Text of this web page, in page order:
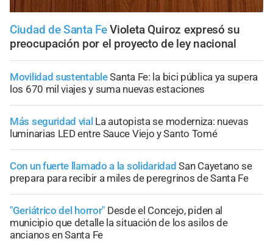
Ciudad de Santa Fe Violeta Quiroz expresó su
preocupación por el proyecto de ley nacional
Movilidad sustentableSanta Fe: la bici pública ya supera
los 670 mil viajes y suma nuevas estaciones
Más seguridad vial La autopista se moderniza: nuevas
luminarias LED entre Sauce Viejo y Santo Tomé
Con un fuerte llamado a la solidaridad San Cayetano se
prepara para recibir a miles de peregrinos de Santa Fe
"Geriátrico del horror" Desde el Concejo, piden al
municipio que detalle la situación de los asilos de
ancianos en Santa Fe